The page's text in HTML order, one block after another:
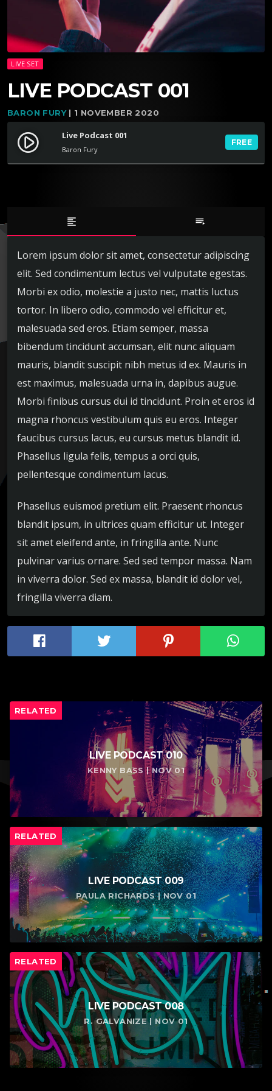
LIVE SET
LIVE PODCAST 001
BARON FURY| 1 NOVEMBER 2020
play_circle_filled Live Podcast 001
Baron Fury
FREE
format_align_left playlist_play
Lorem ipsum dolor sit amet, consectetur adipiscing
elit. Sed condimentum lectus vel vulputate egestas.
Morbi ex odio, molestie a justo nec, mattis luctus
tortor. In libero odio, commodo vel efficitur et,
malesuada sed eros. Etiam semper, massa
bibendum tincidunt accumsan, elit nunc aliquam
mauris, blandit suscipit nibh metus id ex. Mauris in
est maximus, malesuada urna in, dapibus augue.
Morbi finibus cursus dui id tincidunt. Proin et eros id
magna rhoncus vestibulum quis eu eros. Integer
faucibus cursus lacus, eu cursus metus blandit id.
Phasellus ligula felis, tempus a orci quis,
pellentesque condimentum lacus.
Phasellus euismod pretium elit. Praesent rhoncus
blandit ipsum, in ultrices quam efficitur ut. Integer
sit amet eleifend ante, in fringilla ante. Nunc
pulvinar varius ornare. Sed sed tempor massa. Nam
in viverra dolor. Sed ex massa, blandit id dolor vel,
fringilla viverra diam.
RELATED
LIVE PODCAST 010
KENNY BASS | NOV 01
RELATED
LIVE PODCAST 009
PAULA RICHARDS | NOV 01
RELATED
LIVE PODCAST 008
R. GALVANIZE | NOV 01